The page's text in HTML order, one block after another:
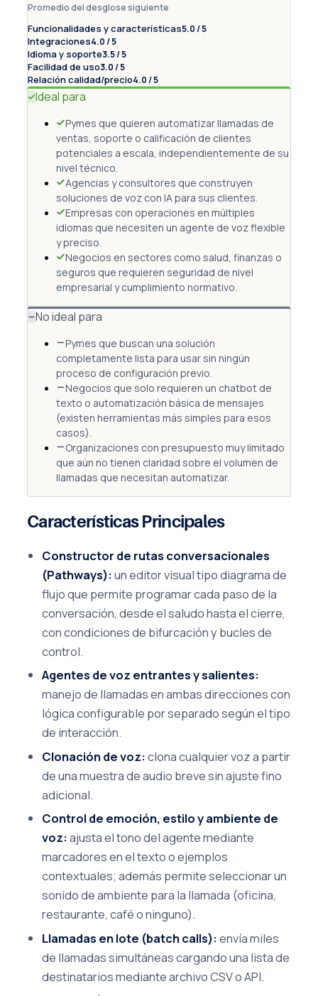
Promedio del desglose siguiente
Funcionalidades y características5.0 / 5
Integraciones4.0 / 5
Idioma y soporte3.5 / 5
Facilidad de uso3.0 / 5
Relación calidad/precio4.0 / 5
Ideal para
Pymes que quieren automatizar llamadas de
ventas, soporte o calificación de clientes
potenciales a escala, independientemente de su
nivel técnico.
Agencias y consultores que construyen
soluciones de voz con IA para sus clientes.
Empresas con operaciones en múltiples
idiomas que necesiten un agente de voz flexible
y preciso.
Negocios en sectores como salud, finanzas o
seguros que requieren seguridad de nivel
empresarial y cumplimiento normativo.
No ideal para
Pymes que buscan una solución
completamente lista para usar sin ningún
proceso de configuración previo.
Negocios que solo requieren un chatbot de
texto o automatización básica de mensajes
(existen herramientas más simples para esos
casos).
Organizaciones con presupuesto muy limitado
que aún no tienen claridad sobre el volumen de
llamadas que necesitan automatizar.
Características Principales
Constructor de rutas conversacionales
(Pathways):un editor visual tipo diagrama de
flujo que permite programar cada paso de la
conversación, desde el saludo hasta el cierre,
con condiciones de bifurcación y bucles de
control.
Agentes de voz entrantes y salientes:
manejo de llamadas en ambas direcciones con
lógica configurable por separado según el tipo
de interacción.
Clonación de voz:clona cualquier voz a partir
de una muestra de audio breve sin ajuste fino
adicional.
Control de emoción, estilo y ambiente de
voz:ajusta el tono del agente mediante
marcadores en el texto o ejemplos
contextuales; además permite seleccionar un
sonido de ambiente para la llamada (oficina,
restaurante, café o ninguno).
Llamadas en lote (batch calls):envía miles
de llamadas simultáneas cargando una lista de
destinatarios mediante archivo CSV o API.